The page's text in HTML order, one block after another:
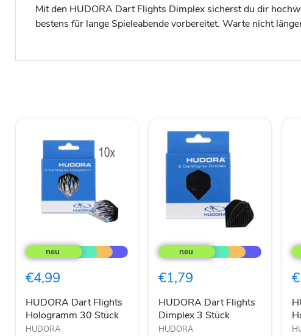
Mit den HUDORA Dart Flights Dimplex sicherst du dir
bestens für lange Spieleabende vorbereitet. Warte nicht
Dart
Flights
30
€4,99
HUDORA Dart Flights
Hologramm 30 Stück
HUDORA
Dart
Flights
3
€1,79
HUDORA Dart Flights
Dimplex 3 Stück
HUDORA
3